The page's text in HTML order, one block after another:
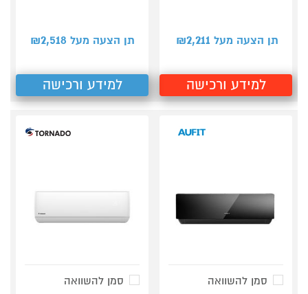
תן הצעה מעל ₪ 2,211
למידע ורכישה
תן הצעה מעל ₪ 2,518
למידע ורכישה
סמן להשוואה
סמן להשוואה